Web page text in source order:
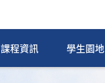
課程資訊 學生園地